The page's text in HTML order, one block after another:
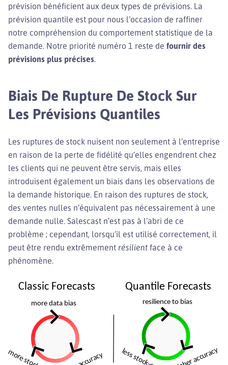
prévision bénéficient aux deux types de prévisions. La
prévision quantile est pour nous l’occasion de raffiner
notre compréhension du comportement statistique de la
demande. Notre priorité numéro 1 reste de fournir des
prévisions plus précises.
Biais De Rupture De Stock Sur
Les Prévisions Quantiles
Les ruptures de stock nuisent non seulement à l’entreprise
en raison de la perte de fidélité qu’elles engendrent chez
les clients qui ne peuvent être servis, mais elles
introduisent également un biais dans les observations de
la demande historique. En raison des ruptures de stock,
des ventes nulles n’équivalent pas nécessairement à une
demande nulle. Salescast n’est pas à l’abri de ce
problème ; cependant, lorsqu’il est utilisé correctement, il
peut être rendu extrêmement résilient face à ce
phénomène.